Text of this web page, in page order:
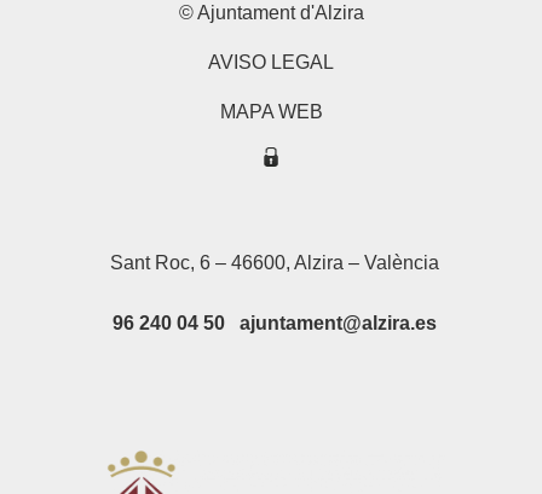
© Ajuntament d'Alzira
AVISO LEGAL
MAPA WEB
Sant Roc, 6 – 46600, Alzira – València
96 240 04 50 ajuntament@alzira.es